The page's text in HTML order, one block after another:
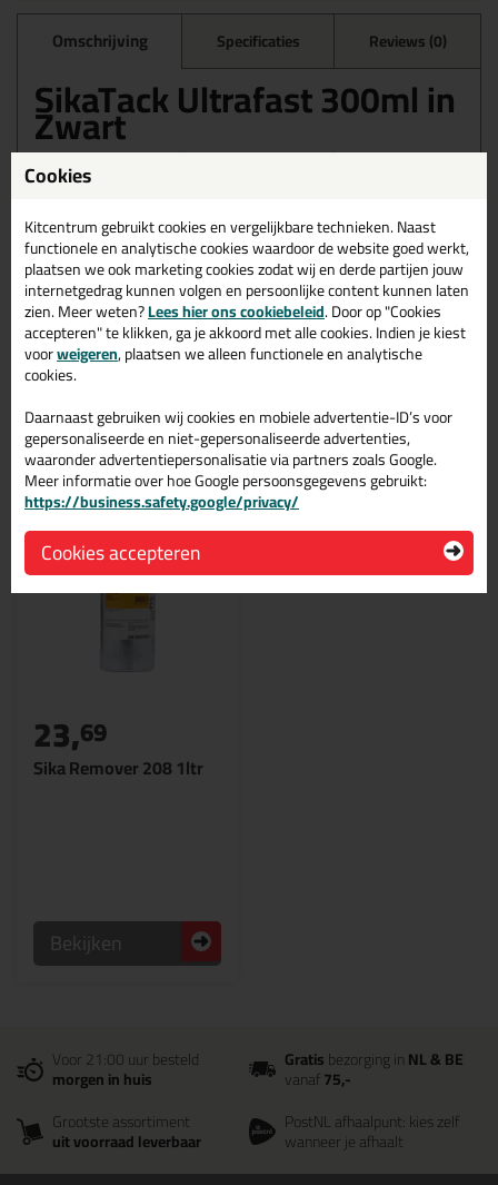
Omschrijving Specificaties Reviews (0)
SikaTack Ultrafast 300ml in
Zwart
Zoek je SikaTack Ultrafast 300ml in een specifieke kleur?
Gevonden! Deze SikaTack Ultrafast 300ml in de kleur Zwart is te
hoogwaardig product welke makkelijk te gebruiken is. Bestel de
SikaTack Ultrafast 300ml in de kleur Zwart vandaag nog! Op
voorraad en op werkdagen besteld = morgen in huis.
Wil je meer weten over de toepassing en kenmerken van dit
product? Lees alles over dit product >
Gerelateerde producten
Sika Remover 208 1ltr
23,69
Bekijken
Voor 21:00 uur besteld
morgen in huis
Gratisbezorging inNL & BE
vanaf75,-
Grootste assortiment
uit voorraad leverbaar
PostNL afhaalpunt: kies zelf
wanneer je afhaalt
Cookies
Kitcentrum gebruikt cookies en vergelijkbare technieken. Naast
functionele en analytische cookies waardoor de website goed werkt,
plaatsen we ook marketing cookies zodat wij en derde partijen jouw
internetgedrag kunnen volgen en persoonlijke content kunnen laten
zien. Meer weten?Lees hier ons cookiebeleid. Door op "Cookies
accepteren" te klikken, ga je akkoord met alle cookies. Indien je kiest
voorweigeren, plaatsen we alleen functionele en analytische
cookies.
Daarnaast gebruiken wij cookies en mobiele advertentie-ID’s voor
gepersonaliseerde en niet-gepersonaliseerde advertenties,
waaronder advertentiepersonalisatie via partners zoals Google.
Meer informatie over hoe Google persoonsgegevens gebruikt:
https://business.safety.google/privacy/
Cookies accepteren